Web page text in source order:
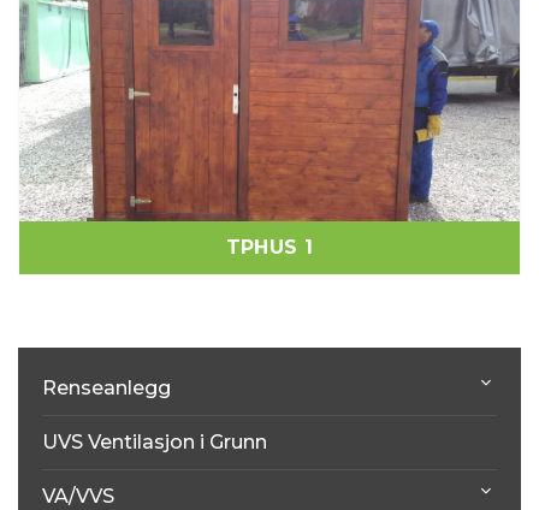
Renseanlegg
UVS Ventilasjon i Grunn
VA/VVS
TPHUS 1